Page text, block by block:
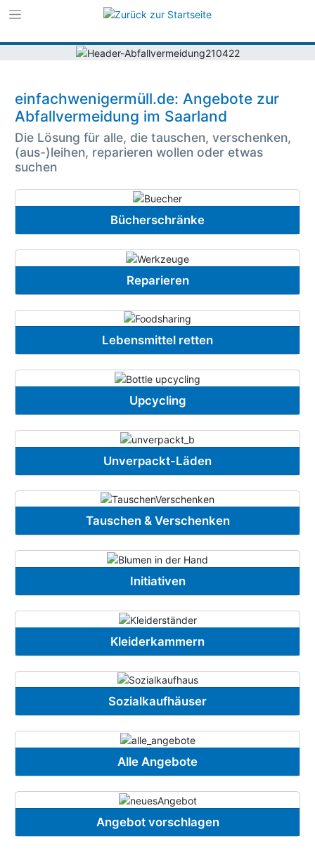
Zur Navigation
Zum Inhalt
einfachwenigermüll.de: Angebote zur
Abfallvermeidung im Saarland
Die Lösung für alle, die tauschen, verschenken,
(aus-)leihen, reparieren wollen oder etwas
suchen
Bücherschränke
Reparieren
Lebensmittel retten
Upcycling
Unverpackt-Läden
Tauschen & Verschenken
Initiativen
Kleiderkammern
Sozialkaufhäuser
Alle Angebote
Angebot vorschlagen